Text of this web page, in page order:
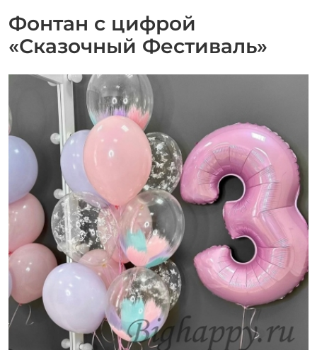
Фонтан с цифрой
«Сказочный Фестиваль»